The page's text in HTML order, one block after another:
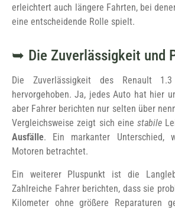
erleichtert auch längere Fahrten, bei
eine entscheidende Rolle spielt.
Die Zuverlässigkeit und
Die Zuverlässigkeit des Renault
hervorgehoben. Ja, jedes Auto hat hier
aber Fahrer berichten nur selten über
Vergleichsweise zeigt sich einestabile
Ausfälle. Ein markanter Unterschied,
Motoren betrachtet.
Ein weiterer Pluspunkt ist die
Zahlreiche Fahrer berichten, dass sie
Kilometer ohne größere Reparaturen